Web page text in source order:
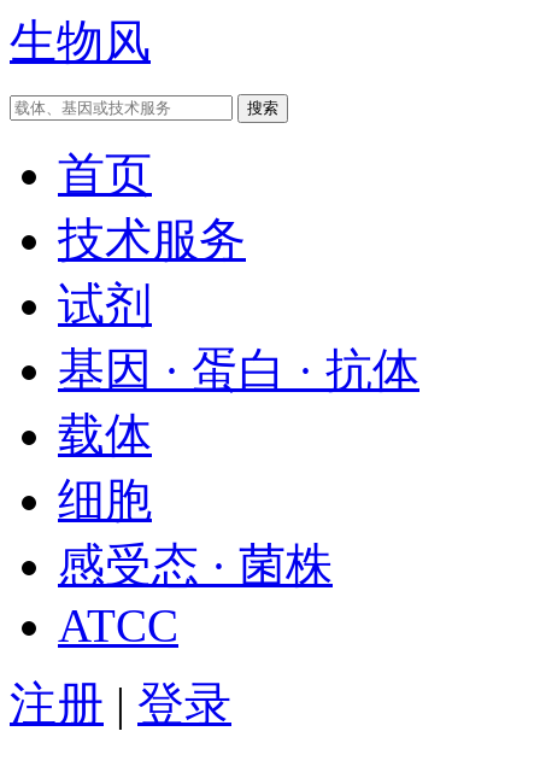
生物风
首页
技术服务
试剂
基因 · 蛋白 · 抗体
载体
细胞
感受态 · 菌株
ATCC
注册 | 登录